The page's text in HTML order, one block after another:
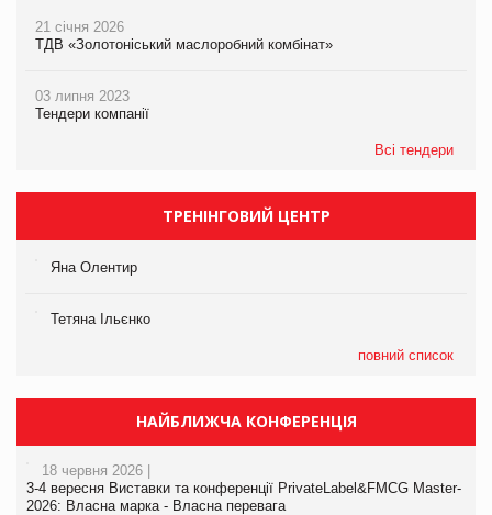
21 січня 2026
ТДВ «Золотоніський маслоробний комбінат»
03 липня 2023
Тендери компанії
Всі тендери
ТРЕНІНГОВИЙ ЦЕНТР
Яна Олентир
Тетяна Ільєнко
повний список
НАЙБЛИЖЧА КОНФЕРЕНЦІЯ
18 червня 2026 |
3-4 вересня Виставки та конференції PrivateLabel&FMCG Master-
2026: Власна марка - Власна перевага